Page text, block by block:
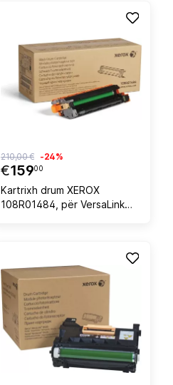
€15900
210,00 € -24%
Kartrixh drum XEROX
108R01484, për VersaLink